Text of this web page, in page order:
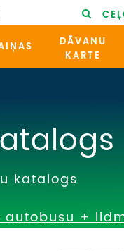
DĀVANU
KARTE
katalogs
autobusu +